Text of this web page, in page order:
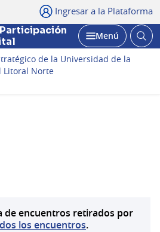
Ingresar a la Plataforma
Abrir
Menú
de la Universidad de la
Litoral Norte
de encuentros retirados por
los encuentros.